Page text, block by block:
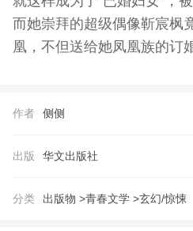
而她崇拜的超级偶像靳宸枫
凰，不但送给她凤凰族的订
自恋龙在她家展龙凤大战。
态。看着靳宸枫扑向自己喊
就此掀。仲夏童话，正在行！
少女时尚阅读**刊《公主志
作者 侧侧
出版 华文出版社
分类 出版物 >青春文学 >玄幻/惊悚